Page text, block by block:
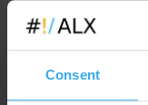
Consent
IO Scheduler (deadline, noop) – optymalizacja zapisu
na dysku
NTPdaemon –